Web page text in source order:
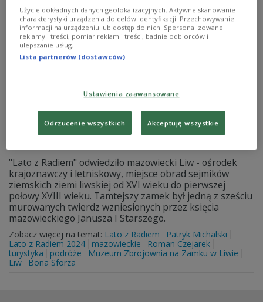
Twierdza warowna i legenda o Żółtej
Damie. "Lato z Radiem" na zamku w Liwie
"Lato z Radiem" odwiedziło mazowiecki Liw - ośrodek
krajoznawczy i letniskowy, miejsce obrad sejmików
ziemskich ziemi liwskiej od XVI wieku do pierwszej
połowy XVIII wieku. Tamtejszy zamek był jedną z sześciu
murowanych twierdz wzniesionych przez księcia
mazowieckiego Janusza I Starszego.
Zobacz więcej na temat: Lato z Radiem
Patryk Michalski
Lato z Radiem 2024
mazowieckie
Roman Czejarek
turystyka
podróże
Muzeum Zbrojownia na Zamku w Liwie
Liw
Bona Sforza
Użycie dokładnych danych geolokalizacyjnych. Aktywne skanowanie
charakterystyki urządzenia do celów identyfikacji. Przechowywanie
informacji na urządzeniu lub dostęp do nich. Spersonalizowane
reklamy i treści, pomiar reklam i treści, badnie odbiorców i
ulepszanie usług.
Lista partnerów (dostawców)
Ustawienia zaawansowane
Odrzucenie wszystkich Akceptuję wszystkie